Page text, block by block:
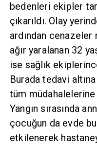
bedenleri ekipler
çıkarıldı. Olay
ardından cenazeler
ağır yaralanan 32
ise sağlık
Burada tedavi
tüm müdahalelerine
Yangın sırasında
çocuğun da evde
etkilenerek